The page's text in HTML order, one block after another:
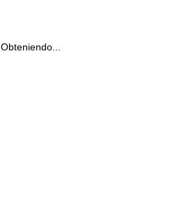
Obteniendo...